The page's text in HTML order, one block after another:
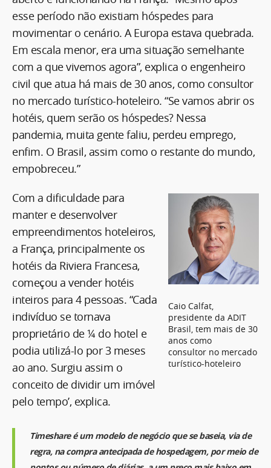
esse período não existiam hóspedes para
movimentar o cenário. A Europa estava quebrada.
Em escala menor, era uma situação semelhante
com a que vivemos agora”, explica o engenheiro
civil que atua há mais de 30 anos, como consultor
no mercado turístico-hoteleiro. “Se vamos abrir os
hotéis, quem serão os hóspedes? Nessa
pandemia, muita gente faliu, perdeu emprego,
enfim. O Brasil, assim como o restante do mundo,
empobreceu.”
Caio Calfat,
presidente da ADIT
Brasil, tem mais de 30
anos como
consultor no mercado
turístico-hoteleiro
Com a dificuldade para
manter e desenvolver
empreendimentos hoteleiros,
a França, principalmente os
hotéis da Riviera Francesa,
começou a vender hotéis
inteiros para 4 pessoas. “Cada
indivíduo se tornava
proprietário de ¼ do hotel e
podia utilizá-lo por 3 meses
ao ano. Surgiu assim o
conceito de dividir um imóvel
pelo tempo’, explica.
Timeshare é um modelo de negócio que se baseia, via de
regra, na compra antecipada de hospedagem, por meio de